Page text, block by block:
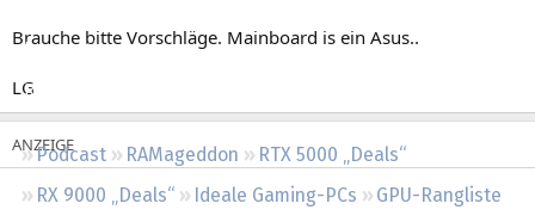
Leserartikel
Regeln
Podcast RAMageddon
RTX 5000 „Deals“
RX 9000 „Deals“
Ideale Gaming-PCs
GPU-Rangliste
Brauche bitte Vorschläge. Mainboard is ein Asus..
LG